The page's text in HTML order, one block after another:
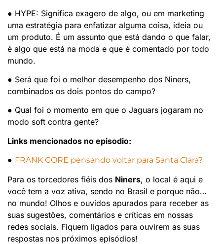
● HYPE: Significa exagero de algo, ou em marketing
uma estratégia para enfatizar alguma coisa, ideia ou
um produto. É um assunto que está dando o que falar,
é algo que está na moda e que é comentado por todo
mundo.
● Será que foi o melhor desempenho dos Niners,
combinados os dois pontos do campo?
● Qual foi o momento em que o Jaguars jogaram no
modo soft contra gente?
Links mencionados no episodio:
● FRANK GORE pensando voltar para Santa Clara?
Para os torcedores fiéis dos Niners, o local é aqui e
você tem a voz ativa, sendo no Brasil e porque não…
no mundo! Olhos e ouvidos apurados para receber as
suas sugestões, comentários e críticas em nossas
redes sociais. Fiquem ligados para ouvirem as suas
respostas nos próximos episódios!